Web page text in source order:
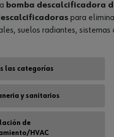
bomba descalcificadora
para
suelos radiantes,
las categorías
y sanitarios
de
HVAC